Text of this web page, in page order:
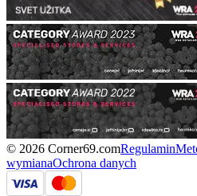
© 2026 Corner69.comRegulamin
wymianaOchrona danych